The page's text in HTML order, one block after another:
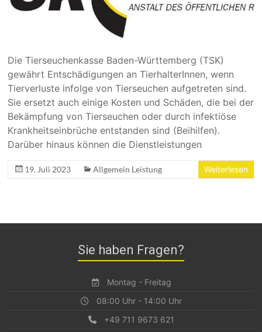
Die Tierseuchenkasse Baden-Württemberg (TSK)
gewährt Entschädigungen an TierhalterInnen, wenn
Tierverluste infolge von Tierseuchen aufgetreten sind.
Sie ersetzt auch einige Kosten und Schäden, die bei der
Bekämpfung von Tierseuchen oder durch infektiöse
Krankheitseinbrüche entstanden sind (Beihilfen).
Darüber hinaus können die Dienstleistungen
19. Juli 2023 Allgemein Leistung Weiterlesen
Sie haben Fragen?
Montag - Freitag
08:00 Uhr - 14:00 Uhr
+49 711 9673 621